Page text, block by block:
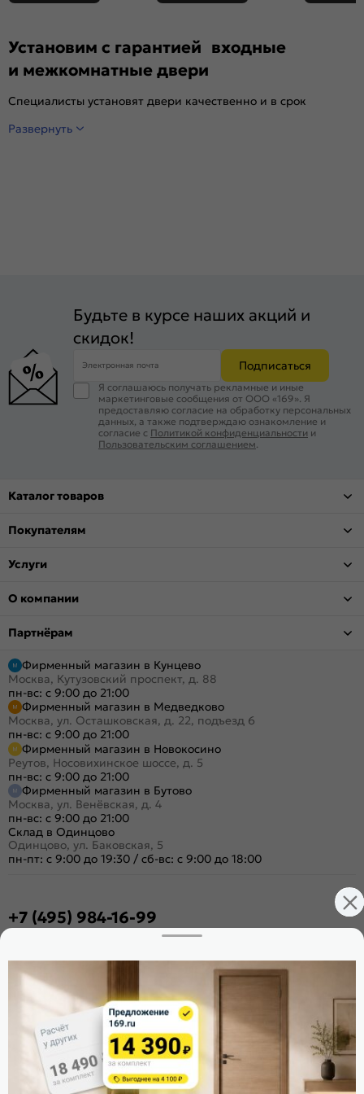
Установим с гарантией входные
и межкомнатные двери
Специалисты установят двери качественно и в срок
Развернуть
Будьте в курсе наших акций и
скидок!
Электронная почта Подписаться
Я соглашаюсь получать рекламные и иные
маркетинговые сообщения от ООО «169». Я
предоставляю согласие на обработку персональных
данных, а также подтверждаю ознакомление и
согласие с Политикой конфиденциальности и
Пользовательским соглашением
Каталог товаров
Покупателям
Услуги
О компании
Партнёрам
Фирменный магазин в Кунцево
Москва, Кутузовский проспект, д. 88
пн-вс: с 9:00 до 21:00
Фирменный магазин в Медведково
Москва, ул. Осташковская, д. 22, подъезд 6
пн-вс: с 9:00 до 21:00
Фирменный магазин в Новокосино
Реутов, Носовихинское шоссе, д. 5
пн-вс: с 9:00 до 21:00
Фирменный магазин в Бутово
Москва, ул. Венёвская, д. 4
пн-вс: с 9:00 до 21:00
Склад в Одинцово
Одинцово, ул. Баковская, 5
пн-пт: с 9:00 до 19:30 / сб-вс: с 9:00 до 18:00
+7 (495) 984-16-99
Поделиться
Оцените магазин